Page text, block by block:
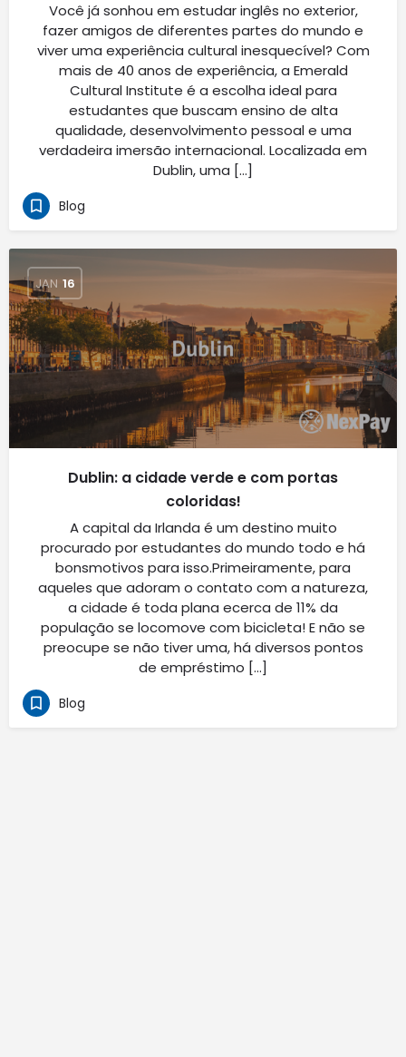
Você já sonhou em estudar inglês no exterior,
fazer amigos de diferentes partes do mundo e
viver uma experiência cultural inesquecível? Com
mais de 40 anos de experiência, a Emerald
Cultural Institute é a escolha ideal para
estudantes que buscam ensino de alta
qualidade, desenvolvimento pessoal e uma
verdadeira imersão internacional. Localizada em
Dublin, uma […]
Blog
JAN 16
Dublin: a cidade verde e com portas
coloridas!
A capital da Irlanda é um destino muito
procurado por estudantes do mundo todo e há
bonsmotivos para isso.Primeiramente, para
aqueles que adoram o contato com a natureza,
a cidade é toda plana ecerca de 11% da
população se locomove com bicicleta! E não se
preocupe se não tiver uma, há diversos pontos
de empréstimo […]
Blog